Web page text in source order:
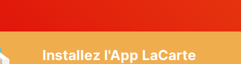
Installez l'App LaCarte